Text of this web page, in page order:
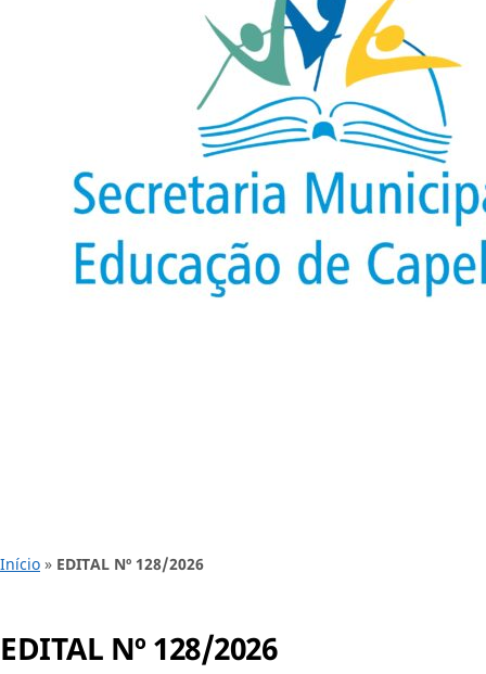
Início » EDITAL Nº 128/2026
EDITAL Nº 128/2026